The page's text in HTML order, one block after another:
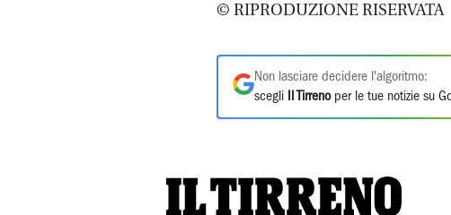
© RIPRODUZIONE RISERVATA
Non lasciare decidere l'algoritmo:
scegli
Il Tirrenoper le tue notizie su